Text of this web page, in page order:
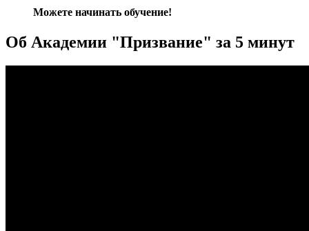
Можете начинать обучение!
Об Академии "Призвание" за 5 минут